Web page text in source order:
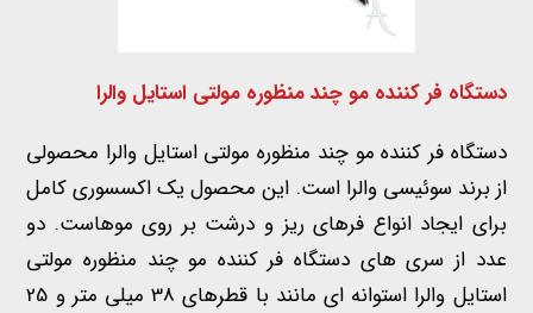
دستگاه فر کننده مو چند منظوره مولتی استایل والرا
دستگاه فر کننده مو چند منظوره مولتی استایل والرا محصولی
از برند سوئیسی والرا است. این محصول یک اکسسوری کامل
برای ایجاد انواع فرهای ریز و درشت بر روی موهاست. دو
عدد از سری های دستگاه فر کننده مو چند منظوره مولتی
استایل والرا استوانه ای مانند با قطرهای 38 میلی متر و 25